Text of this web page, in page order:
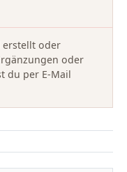
erstellt oder
oder
du per E-Mail